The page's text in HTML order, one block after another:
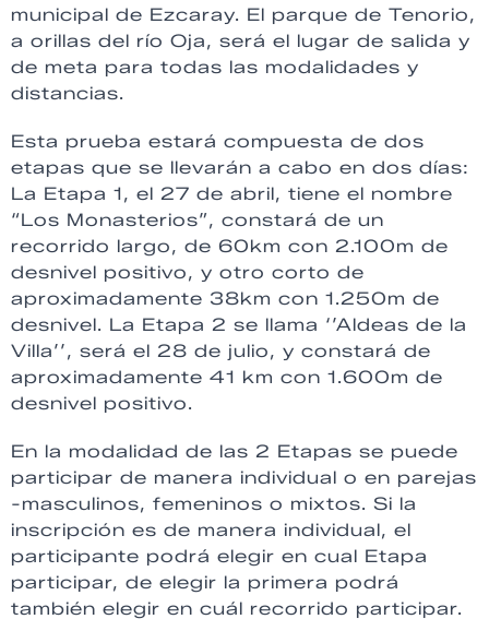
municipal de Ezcaray. El parque de Tenorio,
a orillas del río Oja, será el lugar de salida y
de meta para todas las modalidades y
distancias.
Esta prueba estará compuesta de dos
etapas que se llevarán a cabo en dos días:
La Etapa 1, el 27 de abril, tiene el nombre
“Los Monasterios”, constará de un
recorrido largo, de 60km con 2.100m de
desnivel positivo, y otro corto de
aproximadamente 38km con 1.250m de
desnivel. La Etapa 2 se llama ‘’Aldeas de la
Villa’’, será el 28 de julio, y constará de
aproximadamente 41 km con 1.600m de
desnivel positivo.
En la modalidad de las 2 Etapas se puede
participar de manera individual o en parejas
-masculinos, femeninos o mixtos. Si la
inscripción es de manera individual, el
participante podrá elegir en cual Etapa
participar, de elegir la primera podrá
también elegir en cuál recorrido participar.